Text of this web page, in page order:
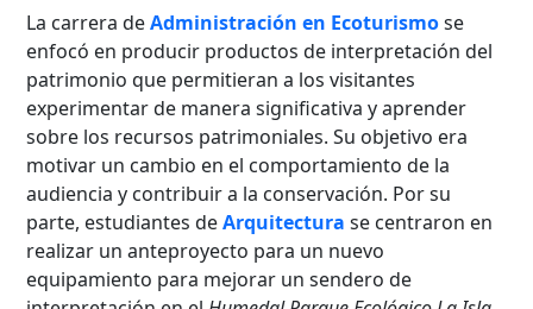
La carrera deAdministración en Ecoturismose
enfocó en producir productos de interpretación del
patrimonio que permitieran a los visitantes
experimentar de manera significativa y aprender
sobre los recursos patrimoniales. Su objetivo era
motivar un cambio en el comportamiento de la
audiencia y contribuir a la conservación. Por su
parte, estudiantes deArquitectura se centraron en
realizar un anteproyecto para un nuevo
equipamiento para mejorar un sendero de